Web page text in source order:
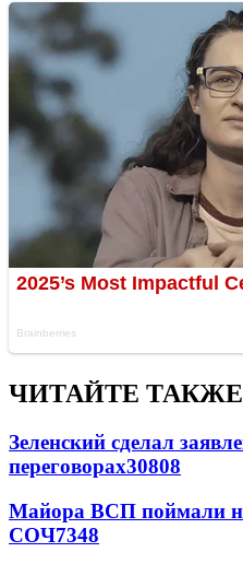
ЧИТАЙТЕ ТАКЖЕ
Зеленский сделал
переговорах30808
Майора ВСП поймали
СОЧ7348